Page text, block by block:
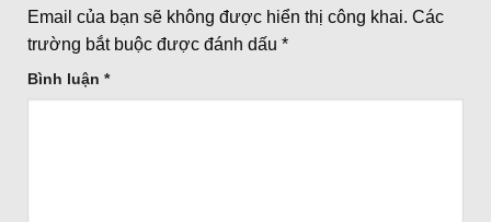
Email của bạn sẽ không được hiển thị công khai. Các
trường bắt buộc được đánh dấu *
Bình luận *